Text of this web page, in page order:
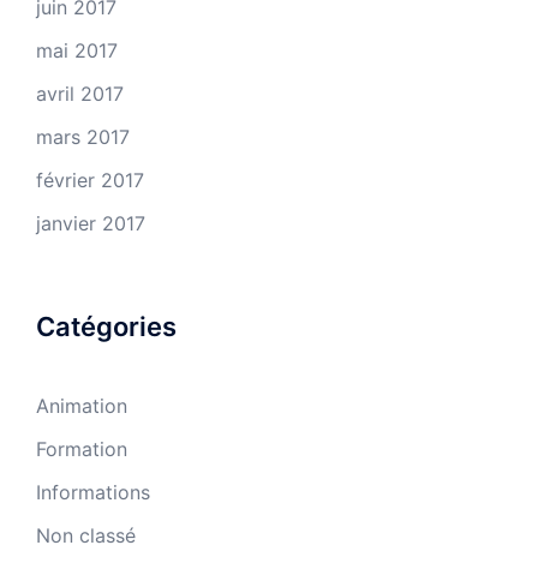
juin 2017
mai 2017
avril 2017
mars 2017
février 2017
janvier 2017
Catégories
Animation
Formation
Informations
Non classé